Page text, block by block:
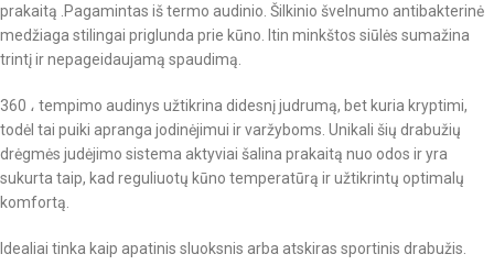
prakaitą .Pagamintas iš termo audinio. Šilkinio švelnumo antibakterinė
medžiaga stilingai priglunda prie kūno. Itin minkštos siūlės sumažina
trintį ir nepageidaujamą spaudimą.
360 ، tempimo audinys užtikrina didesnį judrumą, bet kuria kryptimi,
todėl tai puiki apranga jodinėjimui ir varžyboms. Unikali šių drabužių
drėgmės judėjimo sistema aktyviai šalina prakaitą nuo odos ir yra
sukurta taip, kad reguliuotų kūno temperatūrą ir užtikrintų optimalų
komfortą.
Idealiai tinka kaip apatinis sluoksnis arba atskiras sportinis drabužis.